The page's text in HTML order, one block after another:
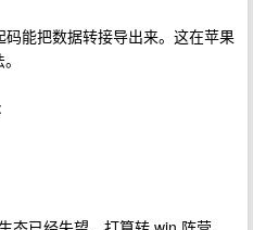
能把数据转接导出来。这在苹果